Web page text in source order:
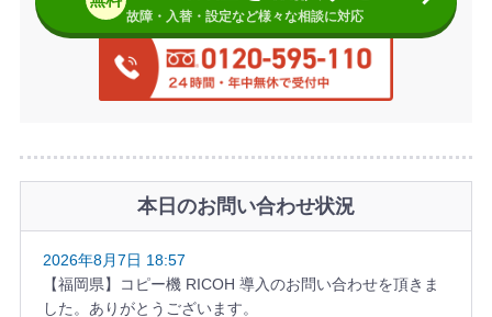
故障・入替・設定など様々な相談に対応
本日のお問い合わせ状況
2026年8月7日 18:57
【福岡県】コピー機 RICOH 導入のお問い合わせを頂きま
した。ありがとうございます。